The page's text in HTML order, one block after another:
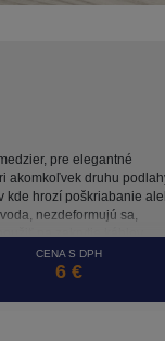
pre elegantné
akomkoľvek druhu
kde hrozí poškriabanie
nezdeformujú sa,
CENA S DPH
6 €